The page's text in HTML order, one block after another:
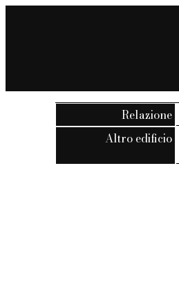
Relazione
Altro edificio